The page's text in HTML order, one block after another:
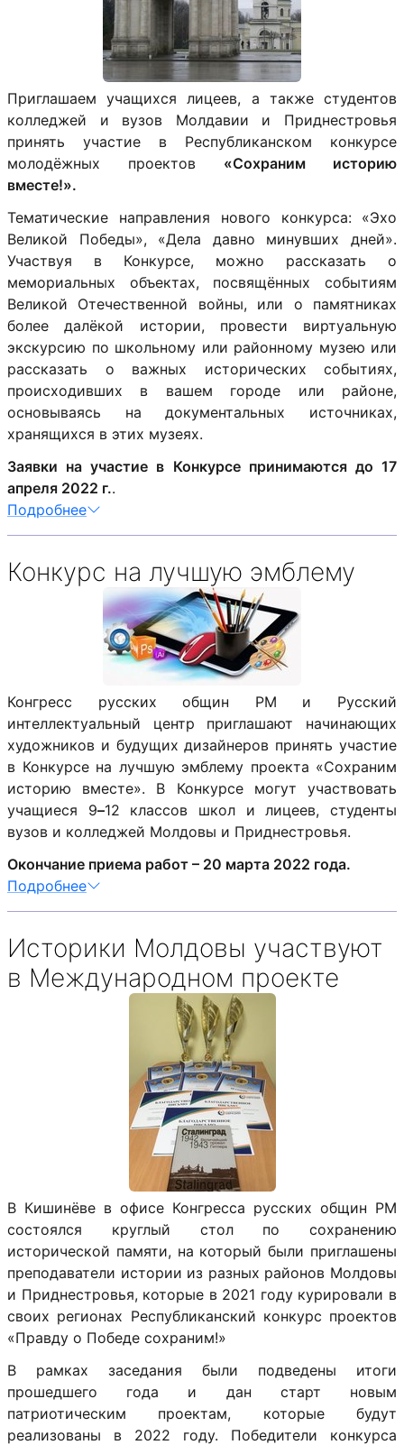
Приглашаем учащихся лицеев, а также студентов
колледжей и вузов Молдавии и Приднестровья
принять участие в Республиканском конкурсе
молодёжных проектов «Сохраним историю
вместе!».
Тематические направления нового конкурса: «Эхо
Великой Победы», «Дела давно минувших дней».
Участвуя в Конкурсе, можно рассказать о
мемориальных объектах, посвящённых событиям
Великой Отечественной войны, или о памятниках
более далёкой истории, провести виртуальную
экскурсию по школьному или районному музею или
рассказать о важных исторических событиях,
происходивших в вашем городе или районе,
основываясь на документальных источниках,
хранящихся в этих музеях.
Заявки на участие в Конкурсе принимаются до 17
апреля 2022 г..
Подробнее
Конкурс на лучшую эмблему
Конгресс русских общин РМ и Русский
интеллектуальный центр приглашают начинающих
художников и будущих дизайнеров принять участие
в Конкурсе на лучшую эмблему проекта «Сохраним
историю вместе». В Конкурсе могут участвовать
учащиеся 9–12 классов школ и лицеев, студенты
вузов и колледжей Молдовы и Приднестровья.
Окончание приема работ – 20 марта 2022 года.
Подробнее
Историки Молдовы участвуют
в Международном проекте
В Кишинёве в офисе Конгресса русских общин РМ
состоялся круглый стол по сохранению
исторической памяти, на который были приглашены
преподаватели истории из разных районов Молдовы
и Приднестровья, которые в 2021 году курировали в
своих регионах Республиканский конкурс проектов
«Правду о Победе сохраним!»
В рамках заседания были подведены итоги
прошедшего года и дан старт новым
патриотическим проектам, которые будут
реализованы в 2022 году. Победители конкурса